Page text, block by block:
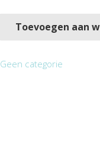
Toevoegen aan
Geen categorie